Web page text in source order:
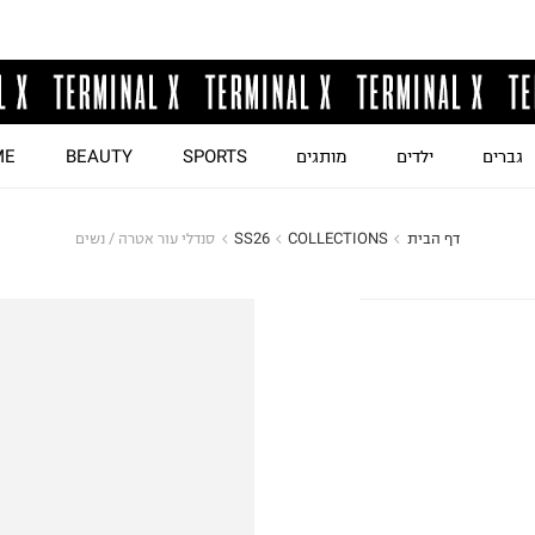
גברים ילדים מותגים SPORTS
BEAUTY
דף הבית COLLECTIONS
SS26 סנדלי עור אטרה / נשים